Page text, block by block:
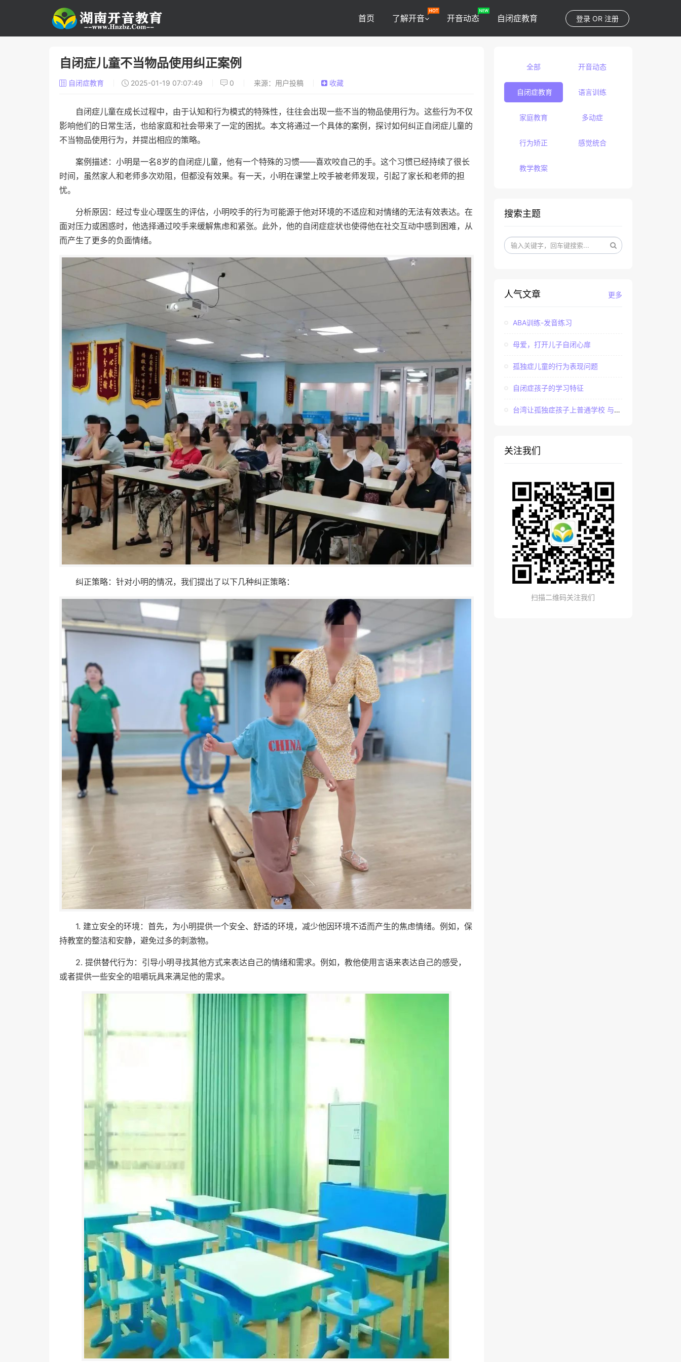
登录 OR 注册
首页 了解开音 开音动态 自闭症教育
自闭症儿童不当物品使用纠正案例
自闭症教育 2025-01-19 07:07:49 0 来源：用户投稿 收藏
自闭症儿童在成长过程中，由于认知和行为模式的特殊性，往往会出现一些不当的物品使用行为。这些行为不仅
影响他们的日常生活，也给家庭和社会带来了一定的困扰。本文将通过一个具体的案例，探讨如何纠正自闭症儿童的
不当物品使用行为，并提出相应的策略。
案例描述：小明是一名8岁的自闭症儿童，他有一个特殊的习惯——喜欢咬自己的手。这个习惯已经持续了很长
时间，虽然家人和老师多次劝阻，但都没有效果。有一天，小明在课堂上咬手被老师发现，引起了家长和老师的担
忧。
分析原因：经过专业心理医生的评估，小明咬手的行为可能源于他对环境的不适应和对情绪的无法有效表达。在
面对压力或困惑时，他选择通过咬手来缓解焦虑和紧张。此外，他的自闭症症状也使得他在社交互动中感到困难，从
而产生了更多的负面情绪。
纠正策略：针对小明的情况，我们提出了以下几种纠正策略：
1. 建立安全的环境：首先，为小明提供一个安全、舒适的环境，减少他因环境不适而产生的焦虑情绪。例如，保
持教室的整洁和安静，避免过多的刺激物。
2. 提供替代行为：引导小明寻找其他方式来表达自己的情绪和需求。例如，教他使用言语来表达自己的感受，
或者提供一些安全的咀嚼玩具来满足他的需求。
全部 开音动态
自闭症教育 语言训练
家庭教育 多动症
行为矫正 感觉统合
教学教案
搜索主题
更多
人气文章
ABA训练-发音练习
母爱，打开儿子自闭心扉
孤独症儿童的行为表现问题
自闭症孩子的学习特征
台湾让孤独症孩子上普通学校 与社会“融合”
关注我们
扫描二维码关注我们